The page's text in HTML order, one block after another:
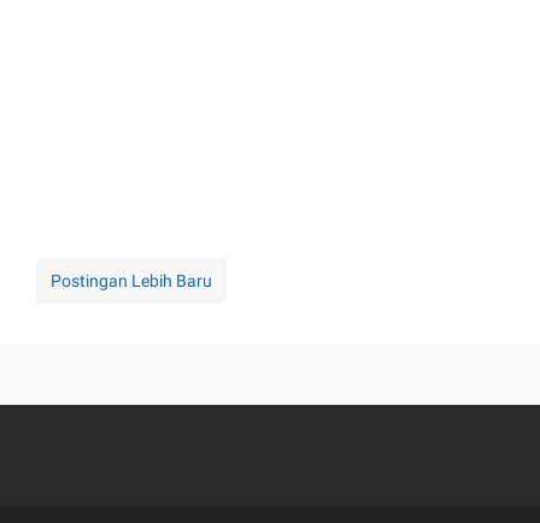
Postingan Lebih Baru